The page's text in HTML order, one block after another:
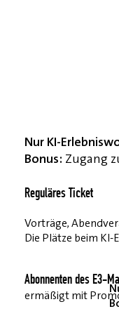
Nur KI-
Bonus: Zugang
Reguläres Ticket
Vorträge,
Die Plätze beim
Abonnenten des E3-
ermäßigt mit